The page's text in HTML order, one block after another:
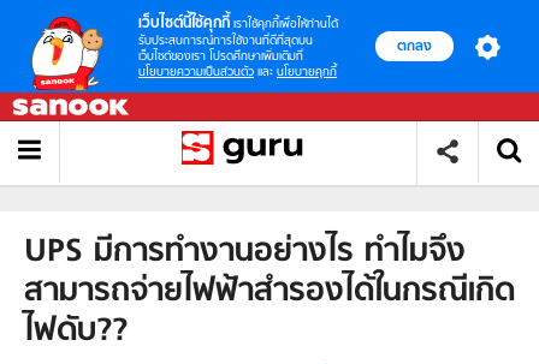
เว็บไซต์นี้ใช้คุกกี้ เราใช้คุกกี้เพื่อให้ท่านได้
รับประสบการณ์การใช้งานที่ดีที่สุดบน
เว็บไซต์ของเรา โปรดศึกษาเพิ่มเติมที่
นโยบายความเป็นส่วนตัว และ นโยบายคุกกี้
ตกลง
UPS มีการทำงานอย่างไร ทำไมจึง
สามารถจ่ายไฟฟ้าสำรองได้ในกรณีเกิด
ไฟดับ??